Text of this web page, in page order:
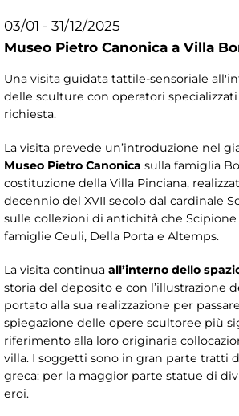
03/01 - 31/12/2025
Museo Pietro Canonica a Villa
Una visita guidata tattile-sensoriale
delle sculture con operatori
richiesta.
La visita prevede un’introduzione nel
Museo Pietro Canonica sulla famiglia
costituzione della Villa Pinciana,
decennio del XVII secolo dal cardinale
sulle collezioni di antichità che
famiglie Ceuli, Della Porta e Altemps.
La visita continua all’interno dello
storia del deposito e con l’illustrazione
portato alla sua realizzazione per
spiegazione delle opere scultoree più
riferimento alla loro originaria
villa. I soggetti sono in gran parte tratti
greca: per la maggior parte statue di
eroi.